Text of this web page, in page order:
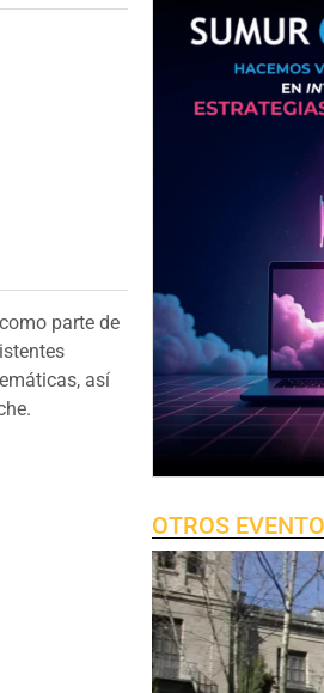
parte de
así
OTROS